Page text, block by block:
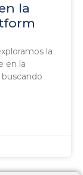
la
la
en la